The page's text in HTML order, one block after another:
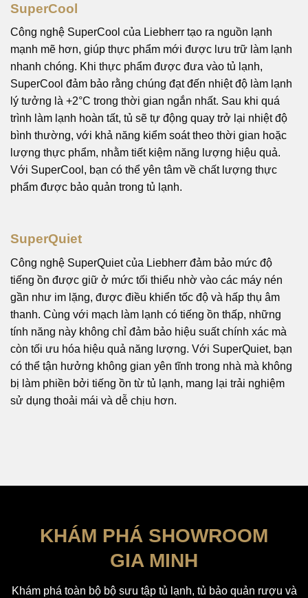
SuperCool
Công nghệ SuperCool của Liebherr tạo ra nguồn lạnh
mạnh mẽ hơn, giúp thực phẩm mới được lưu trữ làm lạnh
nhanh chóng. Khi thực phẩm được đưa vào tủ lạnh,
SuperCool đảm bảo rằng chúng đạt đến nhiệt độ làm lạnh
lý tưởng là +2°C trong thời gian ngắn nhất. Sau khi quá
trình làm lạnh hoàn tất, tủ sẽ tự động quay trở lại nhiệt độ
bình thường, với khả năng kiểm soát theo thời gian hoặc
lượng thực phẩm, nhằm tiết kiệm năng lượng hiệu quả.
Với SuperCool, bạn có thể yên tâm về chất lượng thực
phẩm được bảo quản trong tủ lạnh.
SuperQuiet
Công nghệ SuperQuiet của Liebherr đảm bảo mức độ
tiếng ồn được giữ ở mức tối thiểu nhờ vào các máy nén
gần như im lặng, được điều khiển tốc độ và hấp thụ âm
thanh. Cùng với mạch làm lạnh có tiếng ồn thấp, những
tính năng này không chỉ đảm bảo hiệu suất chính xác mà
còn tối ưu hóa hiệu quả năng lượng. Với SuperQuiet, bạn
có thể tận hưởng không gian yên tĩnh trong nhà mà không
bị làm phiền bởi tiếng ồn từ tủ lạnh, mang lại trải nghiệm
sử dụng thoải mái và dễ chịu hơn.
KHÁM PHÁ SHOWROOM
GIA MINH
Khám phá toàn bộ bộ sưu tập tủ lạnh, tủ bảo quản rượu và